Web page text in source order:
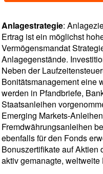
Anlagestrategie:
Ertrag ist ein möglichst
Vermögensmandat
Anlagegenstände.
Neben der
Bonitätsmanagement eine
werden in Pfandbriefe,
Staatsanleihen
Emerging Markets-
Fremdwährungsanleihen
ebenfalls für den Fonds
Bonuszertifikate auf
aktiv gemanagte, weltweite